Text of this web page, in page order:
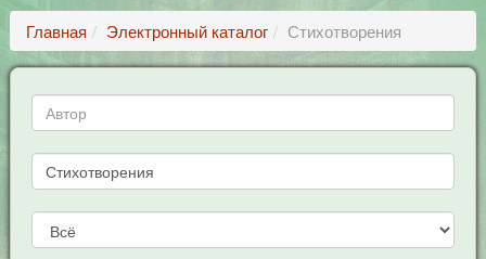
Главная Электронный каталог Стихотворения